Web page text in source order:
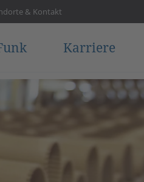
& Kontakt
Karriere